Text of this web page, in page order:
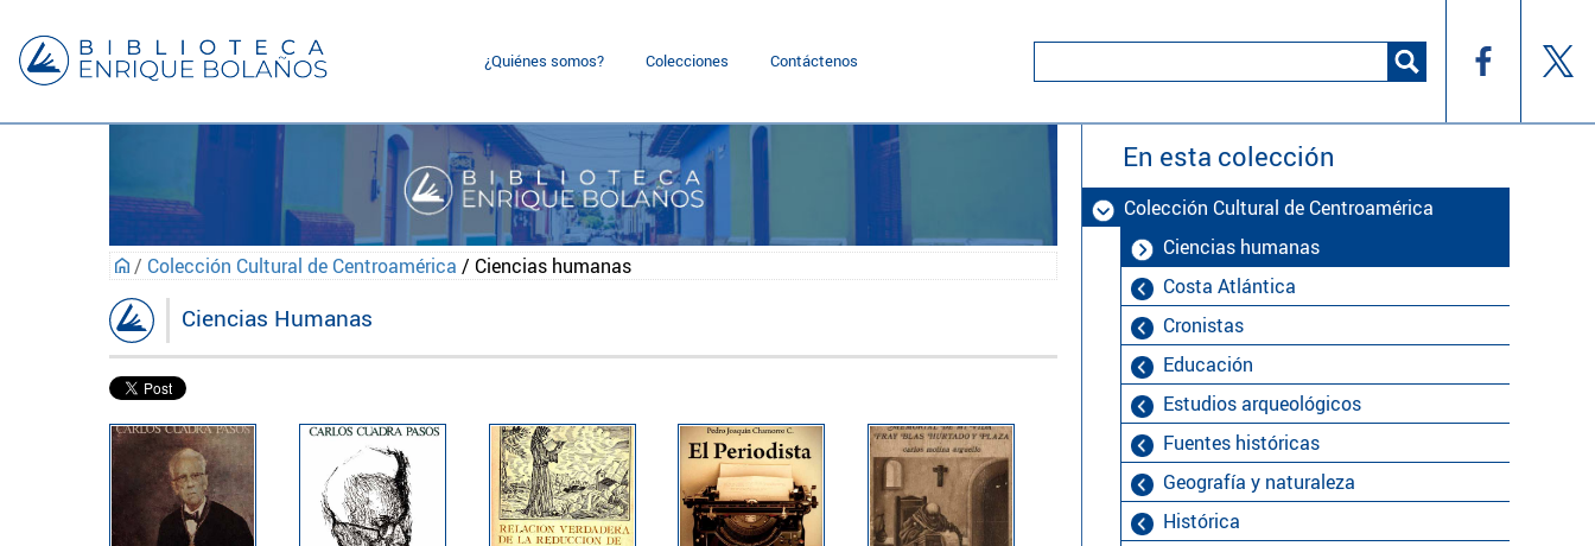
¿Quiénes somos? Colecciones Contáctenos
/ Colección Cultural de Centroamérica / Ciencias humanas
Ciencias Humanas
En esta colección
Colección Cultural de Centroamérica
Ciencias humanas
Costa Atlántica
Cronistas
Educación
Estudios arqueológicos
Fuentes históricas
Geografía y naturaleza
Histórica